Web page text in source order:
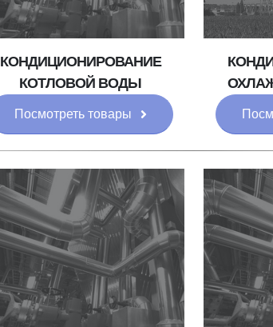
КОНДИЦИОНИРОВАНИЕ
КОТЛОВОЙ ВОДЫ
Посмотреть товары